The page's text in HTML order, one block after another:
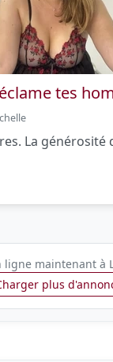
tes
La générosité
ligne maintenant à
plus